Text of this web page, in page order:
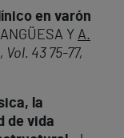
en varón
Y A.
Vol. 43 75-77,
la
de vida